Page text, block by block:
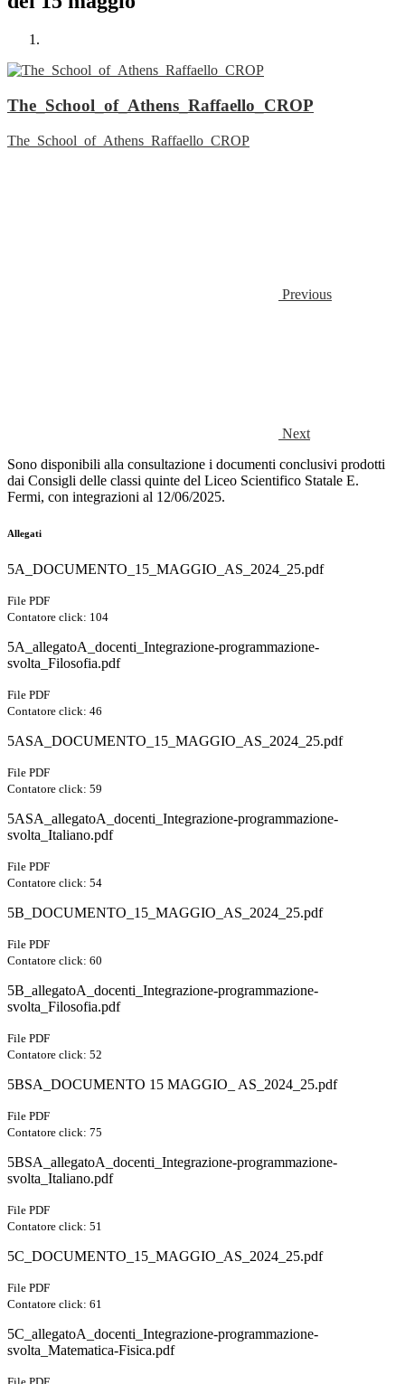
The_School_of_Athens_Raffaello_CROP
The_School_of_Athens_Raffaello_CROP
Previous
Next
Sono disponibili alla consultazione i documenti conclusivi prodotti
dai Consigli delle classi quinte del Liceo Scientifico Statale E.
Fermi, con integrazioni al 12/06/2025.
Allegati
5A_DOCUMENTO_15_MAGGIO_AS_2024_25.pdf
File PDF
Contatore click: 104
5A_allegatoA_docenti_Integrazione-programmazione-
svolta_Filosofia.pdf
File PDF
Contatore click: 46
5ASA_DOCUMENTO_15_MAGGIO_AS_2024_25.pdf
File PDF
Contatore click: 59
5ASA_allegatoA_docenti_Integrazione-programmazione-
svolta_Italiano.pdf
File PDF
Contatore click: 54
5B_DOCUMENTO_15_MAGGIO_AS_2024_25.pdf
File PDF
Contatore click: 60
5B_allegatoA_docenti_Integrazione-programmazione-
svolta_Filosofia.pdf
File PDF
Contatore click: 52
5BSA_DOCUMENTO 15 MAGGIO_ AS_2024_25.pdf
File PDF
Contatore click: 75
5BSA_allegatoA_docenti_Integrazione-programmazione-
svolta_Italiano.pdf
File PDF
Contatore click: 51
5C_DOCUMENTO_15_MAGGIO_AS_2024_25.pdf
File PDF
Contatore click: 61
5C_allegatoA_docenti_Integrazione-programmazione-
svolta_Matematica-Fisica.pdf
File PDF